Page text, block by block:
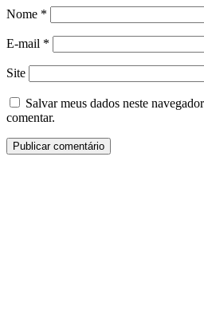
Nome *
E-mail *
Site
Salvar meus dados neste
comentar.